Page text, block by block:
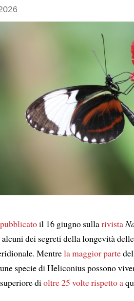
pubblicatoil 16 giugno sullarivista
alcuni dei segreti della longevità delle
Mentrela maggior parte
specie di Heliconius possono
superiore dioltre25 volterispetto a